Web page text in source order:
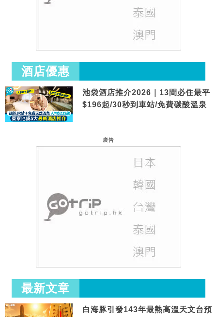
酒店優惠
池袋酒店推介2026｜13間必住最平
$196起/30秒到車站/免費碳酸溫泉
廣告
最新文章
白海豚引發143年最熱高溫天文台預